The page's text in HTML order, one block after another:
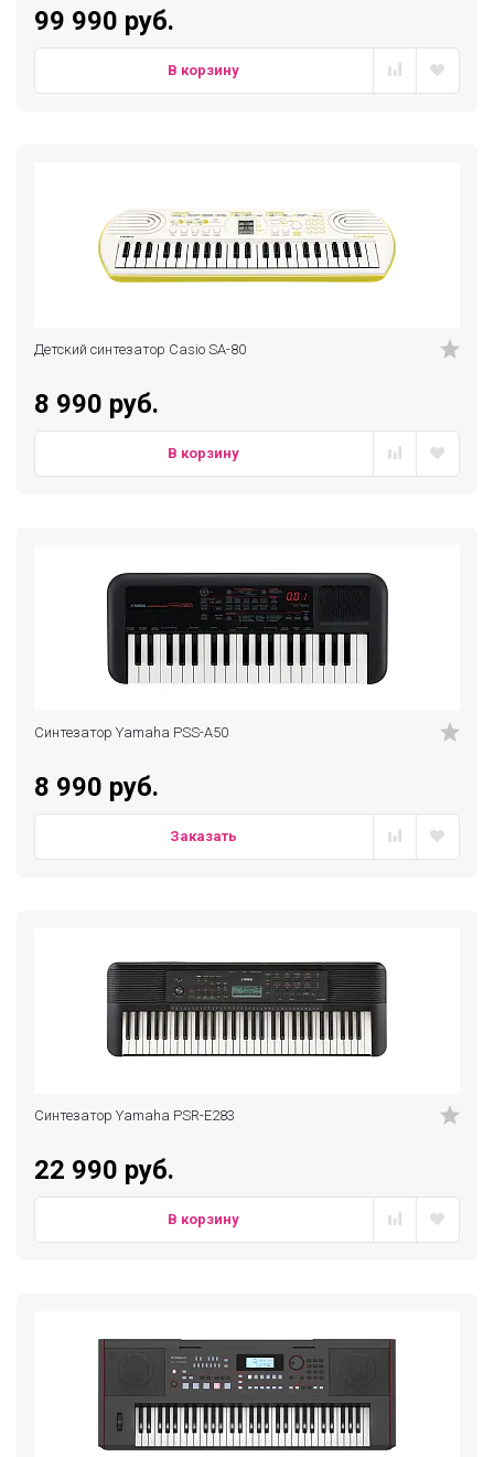
99 990 руб.
В корзину
Детский синтезатор Casio SA-80
8 990 руб.
В корзину
Синтезатор Yamaha PSS-A50
8 990 руб.
Заказать
Синтезатор Yamaha PSR-E283
22 990 руб.
В корзину